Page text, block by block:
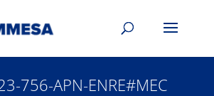
756-APN-ENRE#MEC